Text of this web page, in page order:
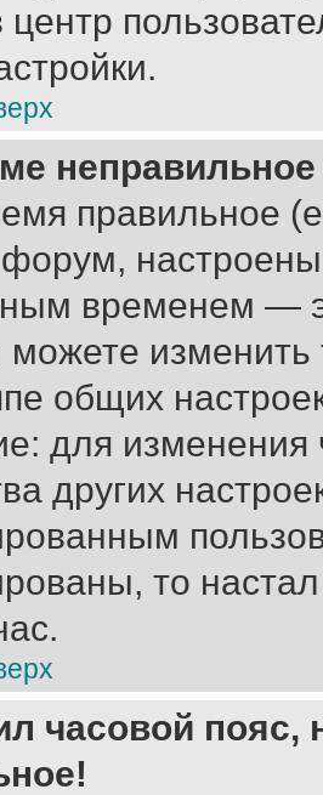
центр
правильное
настроены
временем —
изменить
общих
для изменения
других
то
часовой пояс,